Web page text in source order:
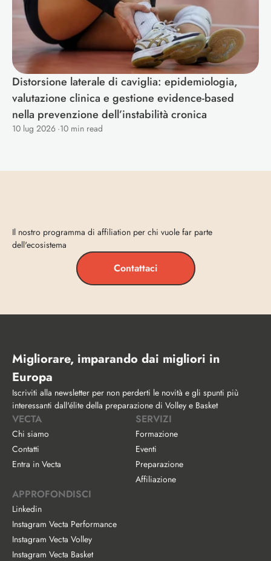
Distorsione laterale di caviglia: epidemiologia,
valutazione clinica e gestione evidence-based
nella prevenzione dell’instabilità cronica
10 lug 2026 ·10 min read
Il nostro programma di affiliation per chi vuole far parte
dell'ecosistema
Contattaci
Migliorare, imparando dai migliori in
Europa
Iscriviti alla newsletter per non perderti le novità e gli spunti più
interessanti dall'élite della preparazione di Volley e Basket
VECTA
Chi siamo
Contatti
Entra in Vecta
SERVIZI
Formazione
Eventi
Preparazione
Affiliazione
APPROFONDISCI
Linkedin
Instagram Vecta Performance
Instagram Vecta Volley
Instagram Vecta Basket